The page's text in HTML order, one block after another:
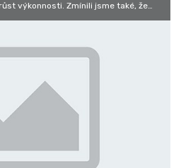
výkonnosti. Zmínili jsme také, že